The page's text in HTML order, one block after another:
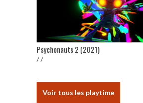
Psychonauts 2 (2021)
/ /
Voir tous les playtime